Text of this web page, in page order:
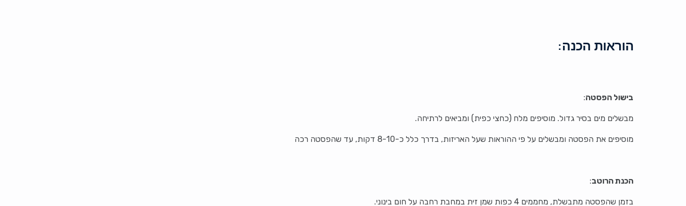
הוראות הכנה:
בישול הפסטה:
מבשלים מים בסיר גדול. מוסיפים מלח (כחצי כפית) ומביאים לרתיחה.
מוסיפים את הפסטה ומבשלים על פי ההוראות שעל האריזות, בדרך כלל כ-8-10 דקות, עד שהפסטה רכה
הכנת הרוטב:
בזמן שהפסטה מתבשלת, מחממים 4 כפות שמן זית במחבת רחבה על חום בינוני.